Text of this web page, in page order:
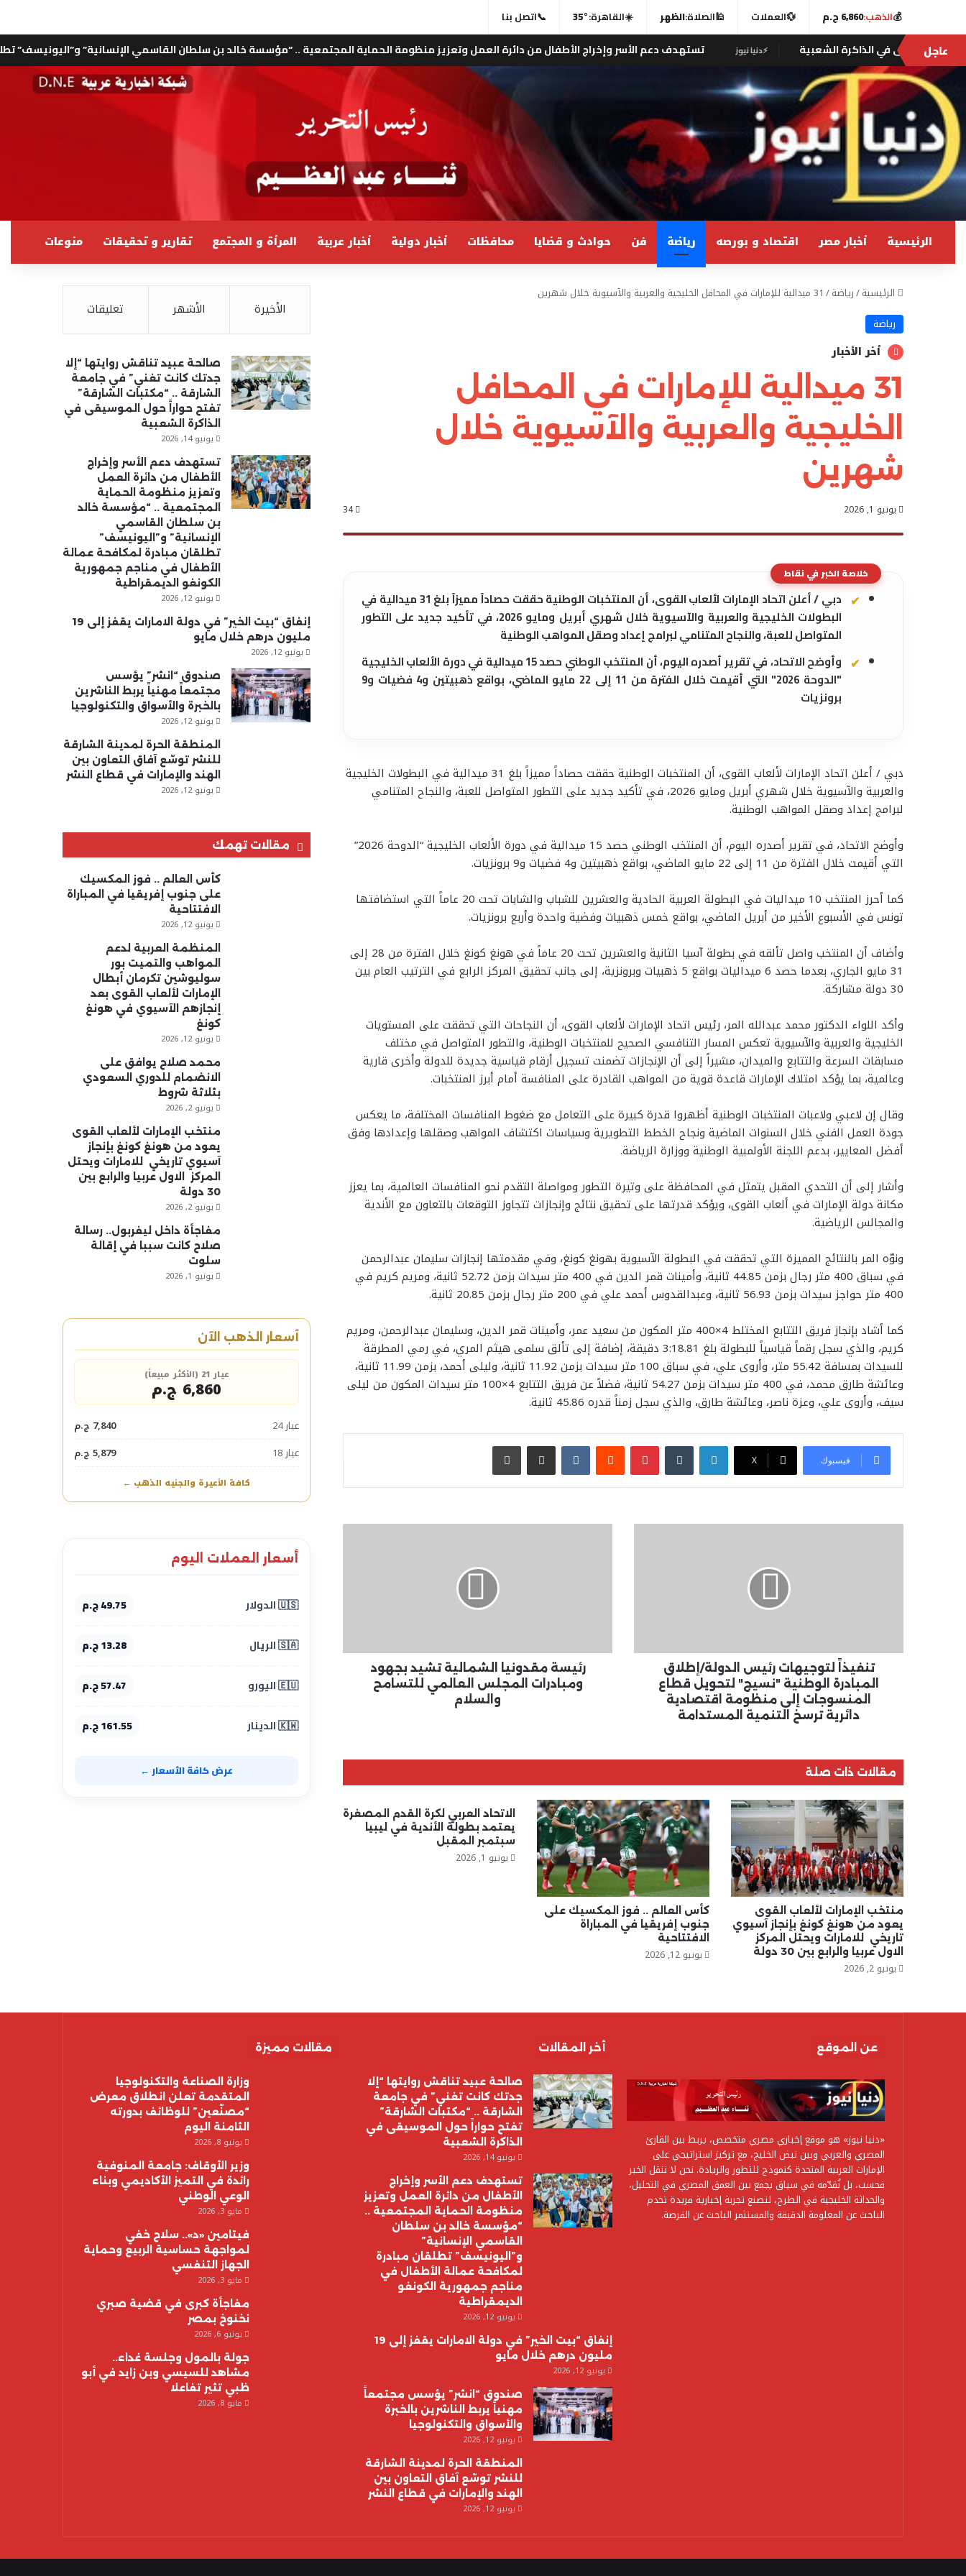
💰الذهب:6,860 ج.م 💱العملات 🕌الصلاة:الظهر ☀️القاهرة:35°
📞اتصل بنا
عاجلالشعبية ⚡دنيا نيوز تستهدف دعم الأسر وإخراج الأطفال من دائرة العمل وتعزيز منظومة الحماية المجتمعية .. “مؤسسة خالد بن سلطان القاسمي الإنسانية” و”اليونيسف” تطلقان مبادرة
الرئيسية أخبار مصر اقتصاد و بورصه رياضة فن حوادث و قضايا محافظات أخبار دولية أخبار عربية المرأة و المجتمع تقارير و تحقيقات منوعات
الرئيسية/رياضة/ 31 ميدالية للإمارات في المحافل الخليجية والعربية والآسيوية خلال شهرين
رياضة
أخر الأخبار
31 ميدالية للإمارات في المحافل
الخليجية والعربية والآسيوية خلال
شهرين
يونيو 1, 2026 34
خلاصة الخبر في نقاط
دبي / أعلن اتحاد الإمارات لألعاب القوى، أن المنتخبات الوطنية حققت حصاداً مميزاً بلغ 31 ميدالية في
البطولات الخليجية والعربية والآسيوية خلال شهري أبريل ومايو 2026، في تأكيد جديد على التطور
المتواصل للعبة، والنجاح المتنامي لبرامج إعداد وصقل المواهب الوطنية
وأوضح الاتحاد، في تقرير أصدره اليوم، أن المنتخب الوطني حصد 15 ميدالية في دورة الألعاب الخليجية
"الدوحة 2026" التي أقيمت خلال الفترة من 11 إلى 22 مايو الماضي، بواقع ذهبيتين و4 فضيات و9
برونزيات
دبي / أعلن اتحاد الإمارات لألعاب القوى، أن المنتخبات الوطنية حققت حصاداً مميزاً بلغ 31 ميدالية في البطولات الخليجية
والعربية والآسيوية خلال شهري أبريل ومايو 2026، في تأكيد جديد على التطور المتواصل للعبة، والنجاح المتنامي
لبرامج إعداد وصقل المواهب الوطنية.
وأوضح الاتحاد، في تقرير أصدره اليوم، أن المنتخب الوطني حصد 15 ميدالية في دورة الألعاب الخليجية “الدوحة 2026”
التي أقيمت خلال الفترة من 11 إلى 22 مايو الماضي، بواقع ذهبيتين و4 فضيات و9 برونزيات.
كما أحرز المنتخب 10 ميداليات في البطولة العربية الحادية والعشرين للشباب والشابات تحت 20 عاماً التي استضافتها
تونس في الأسبوع الأخير من أبريل الماضي، بواقع خمس ذهبيات وفضية واحدة وأربع برونزيات.
وأضاف أن المنتخب واصل تألقه في بطولة آسيا الثانية والعشرين تحت 20 عاماً في هونغ كونغ خلال الفترة من 28 إلى
31 مايو الجاري، بعدما حصد 6 ميداليات بواقع 5 ذهبيات وبرونزية، إلى جانب تحقيق المركز الرابع في الترتيب العام بين
30 دولة مشاركة.
وأكد اللواء الدكتور محمد عبدالله المر، رئيس اتحاد الإمارات لألعاب القوى، أن النجاحات التي تحققت على المستويات
الخليجية والعربية والآسيوية تعكس المسار التنافسي الصحيح للمنتخبات الوطنية، والتطور المتواصل في مختلف
مسابقات السرعة والتتابع والميدان، مشيراً إلى أن الإنجازات تضمنت تسجيل أرقام قياسية جديدة للدولة وأخرى قارية
وعالمية، بما يؤكد امتلاك الإمارات قاعدة قوية من المواهب القادرة على المنافسة أمام أبرز المنتخبات.
وقال إن لاعبي ولاعبات المنتخبات الوطنية أظهروا قدرة كبيرة على التعامل مع ضغوط المنافسات المختلفة، ما يعكس
جودة العمل الفني خلال السنوات الماضية ونجاح الخطط التطويرية وسياسات اكتشاف المواهب وصقلها وإعدادها وفق
أفضل المعايير، بدعم اللجنة الأولمبية الوطنية ووزارة الرياضة.
وأشار إلى أن التحدي المقبل يتمثل في المحافظة على وتيرة التطور ومواصلة التقدم نحو المنافسات العالمية، بما يعزز
مكانة دولة الإمارات في ألعاب القوى، ويؤكد قدرتها على تحقيق نتائج وإنجازات تتجاوز التوقعات بالتعاون مع الأندية
والمجالس الرياضية.
ونوّه المر بالنتائج المميزة التي تحققت في البطولة الآسيوية بهونغ كونغ، وفي مقدمتها إنجازات سليمان عبدالرحمن
في سباق 400 متر رجال بزمن 44.85 ثانية، وأمينات قمر الدين في 400 متر سيدات بزمن 52.72 ثانية، ومريم كريم في
400 متر حواجز سيدات بزمن 56.93 ثانية، وعبدالقدوس أحمد علي في 200 متر رجال بزمن 20.85 ثانية.
كما أشاد بإنجاز فريق التتابع المختلط 4×400 متر المكون من سعيد عمر، وأمينات قمر الدين، وسليمان عبدالرحمن، ومريم
كريم، والذي سجل رقماً قياسياً للبطولة بلغ 3:18.81 دقيقة، إضافة إلى تألق سلمى هيثم المري، في رمي المطرقة
للسيدات بمسافة 55.42 متر، وأروى علي، في سباق 100 متر سيدات بزمن 11.92 ثانية، وليلى أحمد، بزمن 11.99 ثانية،
وعائشة طارق محمد، في 400 متر سيدات بزمن 54.27 ثانية، فضلاً عن فريق التتابع 4×100 متر سيدات المكون من ليلى
سيف، وأروى علي، وعزة ناصر، وعائشة طارق، والذي سجل زمناً قدره 45.86 ثانية.
فيسبوك ‫X
لينكدإن بينتيريست مشاركة عبر البريد طباعة
تنفيذاً
لتحويل
المنسوجات
ترسخ
التنمية
المستدامة
تنفيذاً لتوجيهات رئيس الدولة/إطلاق
المبادرة الوطنية "نسيج" لتحويل قطاع
المنسوجات إلى منظومة اقتصادية
دائرية ترسخ التنمية المستدامة
للتسامح
والسلامرئيسة مقدونيا الشمالية تشيد بجهود
ومبادرات المجلس العالمي للتسامح
والسلام
مقالات ذات صلة
منتخب الإمارات لألعاب القوى
يعود من هونغ كونغ بإنجاز آسيوي
تاريخي للامارات ويحتل المركز
الاول عربيا والرابع بين 30 دولة
يونيو 2, 2026
كأس العالم .. فوز المكسيك على
جنوب إفريقيا في المباراة
الافتتاحية
يونيو 12, 2026
الاتحاد العربي لكرة القدم المصغرة
يعتمد بطولة الأندية في ليبيا
سبتمبر المقبل
يونيو 1, 2026
الأخيرة الأشهر تعليقات
صالحة عبيد تناقش روايتها “إلا
جدتك كانت تغني” في جامعة
الشارقة .. “مكتبات الشارقة”
تفتح حواراً حول الموسيقى في
الذاكرة الشعبية
يونيو 14, 2026
تستهدف دعم الأسر وإخراج
الأطفال من دائرة العمل
وتعزيز منظومة الحماية
المجتمعية .. “مؤسسة خالد
بن سلطان القاسمي
الإنسانية” و”اليونيسف”
تطلقان مبادرة لمكافحة عمالة
الأطفال في مناجم جمهورية
الكونغو الديمقراطية
يونيو 12, 2026
إنفاق “بيت الخير” في دولة الامارات يقفز إلى 19
مليون درهم خلال مايو
يونيو 12, 2026
صندوق “انشر” يؤسس
مجتمعاً مهنياً يربط الناشرين
بالخبرة والأسواق والتكنولوجيا
يونيو 12, 2026
المنطقة الحرة لمدينة الشارقة
للنشر توسّع آفاق التعاون بين
الهند والإمارات في قطاع النشر
يونيو 12, 2026
مقالات تهمك
كأس العالم .. فوز المكسيك
على جنوب إفريقيا في المباراة
الافتتاحية
يونيو 12, 2026
المنظمة العربية لدعم
المواهب والتميت بور
سوليوشين تكرمان أبطال
الإمارات لألعاب القوى بعد
إنجازهم الآسيوي في هونغ
كونغ
يونيو 12, 2026
محمد صلاح يوافق على
الانضمام للدوري السعودي
بثلاثة شروط
يونيو 2, 2026
منتخب الإمارات لألعاب القوى
يعود من هونغ كونغ بإنجاز
آسيوي تاريخي للامارات ويحتل
المركز الاول عربيا والرابع بين
30 دولة
يونيو 2, 2026
مفاجأة داخل ليفربول.. رسالة
صلاح كانت سببا في إقالة
سلوت
يونيو 1, 2026
أسعار الذهب الآن
عيار 21 (الأكثر مبيعاً)
6,860 ج.م
عيار 24
7,840 ج.م
عيار 18
5,879 ج.م
كافة الأعيرة والجنيه الذهب ←
أسعار العملات اليوم
🇺🇸 الدولار 49.75 ج.م
🇸🇦 الريال 13.28 ج.م
🇪🇺 اليورو 57.47 ج.م
🇰🇼 الدينار 161.55 ج.م
عرض كافة الأسعار ←
عن الموقع
«دنيا نيوز» هو موقع إخباري مصري متخصص، يربط بين القارئ
المصري والعربي وبين نبض الخليج، مع تركيز استراتيجي على
الإمارات العربية المتحدة كنموذج للتطور والريادة. نحن لا ننقل الخبر
فحسب، بل نُقدّمه في سياق يجمع بين العمق المصري في التحليل،
والحداثة الخليجية في الطرح، لنصنع تجربة إخبارية فريدة تخدم
الباحث عن المعلومة الدقيقة والمستثمر الباحث عن الفرصة.
أخر المقالات
صالحة عبيد تناقش روايتها “إلا
جدتك كانت تغني” في جامعة
الشارقة .. “مكتبات الشارقة”
تفتح حواراً حول الموسيقى في
الذاكرة الشعبية
يونيو 14, 2026
تستهدف دعم الأسر وإخراج
الأطفال من دائرة العمل وتعزيز
منظومة الحماية المجتمعية ..
“مؤسسة خالد بن سلطان
القاسمي الإنسانية”
و”اليونيسف” تطلقان مبادرة
لمكافحة عمالة الأطفال في
مناجم جمهورية الكونغو
الديمقراطية
يونيو 12, 2026
إنفاق “بيت الخير” في دولة الامارات يقفز إلى 19
مليون درهم خلال مايو
يونيو 12, 2026
صندوق “انشر” يؤسس مجتمعاً
مهنياً يربط الناشرين بالخبرة
والأسواق والتكنولوجيا
يونيو 12, 2026
المنطقة الحرة لمدينة الشارقة
للنشر توسّع آفاق التعاون بين
الهند والإمارات في قطاع النشر
يونيو 12, 2026
مقالات مميزة
وزارة الصناعة والتكنولوجيا
المتقدمة تعلن انطلاق معرض
“مصنّعين” للوظائف بدورته
الثامنة اليوم
يونيو 8, 2026
وزير الأوقاف: جامعة المنوفية
رائدة في التميز الأكاديمي وبناء
الوعي الوطني
مايو 3, 2026
فيتامين «د».. سلاح خفي
لمواجهة حساسية الربيع وحماية
الجهاز التنفسي
مايو 3, 2026
مفاجأة كبرى في قضية صبري
نخنوخ بمصر
يونيو 6, 2026
جولة بالمول وجلسة غداء..
مشاهد للسيسي وبن زايد في أبو
ظبي تثير تفاعلا
مايو 8, 2026